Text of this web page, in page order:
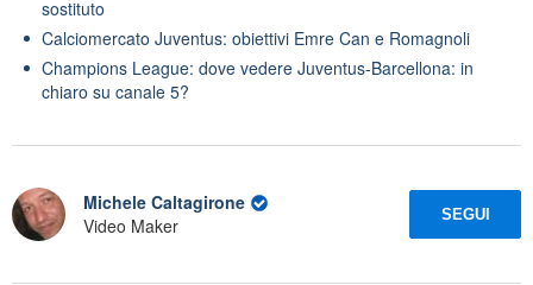
sostituto
Calciomercato Juventus: obiettivi Emre Can e Romagnoli
Champions League: dove vedere Juventus-Barcellona: in
chiaro su canale 5?
Michele Caltagirone
Video Maker
SEGUI